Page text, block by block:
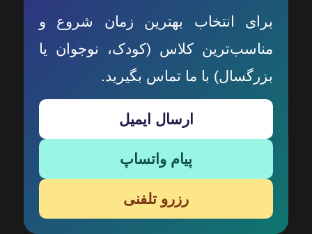
برای انتخاب بهترین زمان شروع و
مناسب‌ترین کلاس (کودک، نوجوان یا
بزرگسال) با ما تماس بگیرید.
ارسال ایمیل
پیام واتساپ
رزرو تلفنی